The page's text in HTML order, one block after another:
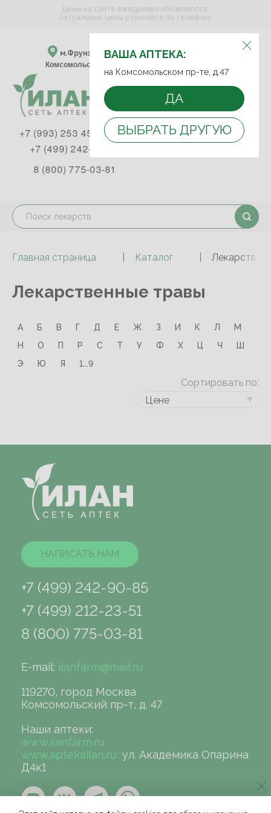
ВЫБЕРИТЕ АПТЕКУ:
м.Фрунзенская м.Спортивная
Комсомольский пр-т, д. 47
ВАША АПТЕКА:
на Комсомольском пр-те, д.47
ДА
ВЫБРАТЬ ДРУГУЮ
Цены на сайте ежедневно обновляются.
Актуальные цены уточняйте по телефону
+7 (993) 253 45 93
+7 (499) 242-90-85
8 (800) 775-03-81
Главная страница Каталог
Лекарственные травы
А Б В Г Д Е Ж З И К Л
М
Н
О П Р С Т У Ф Х Ц Ч
Ш
Э
Ю Я 1...9
Сортировать по:
Цене
НАПИСАТЬ НАМ
+7 (499) 242-90-85
+7 (499) 212-23-51
8 (800) 775-03-81
E-mail: ilanfarm@mail.ru
119270, город Москва
Комсомольский пр-т, д. 47
Наши аптеки:
www.ilanfarm.ru
www.aptekailan.ru ул. Академика Опарина
Д4к1